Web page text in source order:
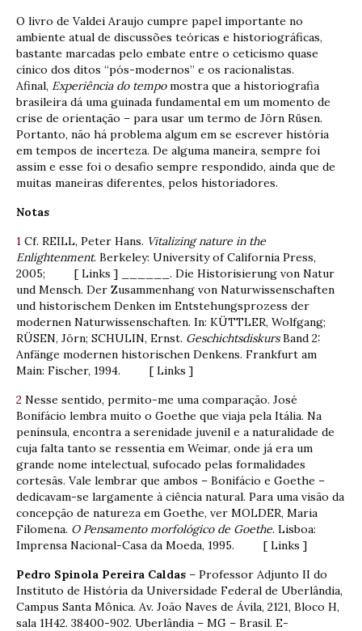
O livro de Valdei Araujo cumpre papel importante no
ambiente atual de discussões teóricas e historiográficas,
bastante marcadas pelo embate entre o ceticismo quase
cínico dos ditos “pós-modernos” e os racionalistas.
Afinal, Experiência do tempomostra que a historiografia
brasileira dá uma guinada fundamental em um momento de
crise de orientação – para usar um termo de Jörn Rüsen.
Portanto, não há problema algum em se escrever história
em tempos de incerteza. De alguma maneira, sempre foi
assim e esse foi o desafio sempre respondido, ainda que de
muitas maneiras diferentes, pelos historiadores.
Notas
1 Cf. REILL, Peter Hans. Vitalizing nature in the
Enlightenment. Berkeley: University of California Press,
2005; [ Links ] ______. Die Historisierung von Natur
und Mensch. Der Zusammenhang von Naturwissenschaften
und historischem Denken im Entstehungsprozess der
modernen Naturwissenschaften. In: KÜTTLER, Wolfgang;
RÜSEN, Jörn; SCHULIN, Ernst. GeschichtsdiskursBand 2:
Anfänge modernen historischen Denkens. Frankfurt am
Main: Fischer, 1994. [ Links ]
2 Nesse sentido, permito-me uma comparação. José
Bonifácio lembra muito o Goethe que viaja pela Itália. Na
península, encontra a serenidade juvenil e a naturalidade de
cuja falta tanto se ressentia em Weimar, onde já era um
grande nome intelectual, sufocado pelas formalidades
cortesãs. Vale lembrar que ambos – Bonifácio e Goethe –
dedicavam-se largamente à ciência natural. Para uma visão da
concepção de natureza em Goethe, ver MOLDER, Maria
Filomena. O Pensamento morfológico de Goethe. Lisboa:
Imprensa Nacional-Casa da Moeda, 1995. [ Links ]
Pedro Spinola Pereira Caldas – Professor Adjunto II do
Instituto de História da Universidade Federal de Uberlândia,
Campus Santa Mônica. Av. João Naves de Ávila, 2121, Bloco H,
sala 1H42. 38400-902. Uberlândia – MG – Brasil. E-